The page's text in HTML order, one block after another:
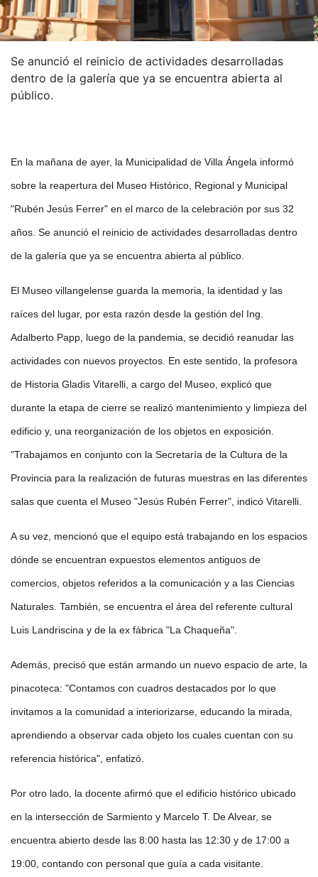
Se anunció el reinicio de actividades desarrolladas
dentro de la galería que ya se encuentra abierta al
público.
En la mañana de ayer, la Municipalidad de Villa Ángela informó
sobre la reapertura del Museo Histórico, Regional y Municipal
"Rubén Jesús Ferrer" en el marco de la celebración por sus 32
años. Se anunció el reinicio de actividades desarrolladas dentro
de la galería que ya se encuentra abierta al público.
El Museo villangelense guarda la memoria, la identidad y las
raíces del lugar, por esta razón desde la gestión del Ing.
Adalberto Papp, luego de la pandemia, se decidió reanudar las
actividades con nuevos proyectos. En este sentido, la profesora
de Historia Gladis Vitarelli, a cargo del Museo, explicó que
durante la etapa de cierre se realizó mantenimiento y limpieza del
edificio y, una reorganización de los objetos en exposición.
"Trabajamos en conjunto con la Secretaría de la Cultura de la
Provincia para la realización de futuras muestras en las diferentes
salas que cuenta el Museo "Jesús Rubén Ferrer", indicó Vitarelli.
A su vez, mencionó que el equipo está trabajando en los espacios
dónde se encuentran expuestos elementos antiguos de
comercios, objetos referidos a la comunicación y a las Ciencias
Naturales. También, se encuentra el área del referente cultural
Luis Landriscina y de la ex fábrica "La Chaqueña".
Además, precisó que están armando un nuevo espacio de arte, la
pinacoteca: "Contamos con cuadros destacados por lo que
invitamos a la comunidad a interiorizarse, educando la mirada,
aprendiendo a observar cada objeto los cuales cuentan con su
referencia histórica", enfatizó.
Por otro lado, la docente afirmó que el edificio histórico ubicado
en la intersección de Sarmiento y Marcelo T. De Alvear, se
encuentra abierto desde las 8:00 hasta las 12:30 y de 17:00 a
19:00, contando con personal que guía a cada visitante.